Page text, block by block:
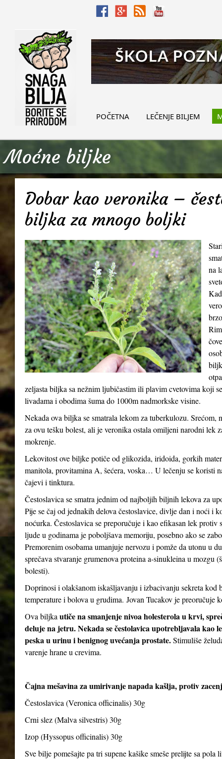
POČETNA LEČENJE BILJEM
Moćne biljke
Dobar kao veronika –
biljka za mnogo boljki
na
zeljasta biljka sa nežnim ljubičastim ili plavim cvetovima koji
livadama i obodima šuma do 1000m nadmorkske visine.
Nekada ova biljka se smatrala lekom za tuberkulozu.
za ovu tešku bolest, ali je veronika ostala omiljeni narodni lek
mokrenje.
Lekovitost ove biljke potiče od glikozida, iridoida, gorkih
manitola, provitamina A, šećera, voska… U lečenju se koristi
čajevi i tinktura.
Čestoslavica se smatra jednim od najboljih biljnih lekova za
Pije se čaj od jednakih delova čestoslavice, divlje dan i noći i
noćurka. Čestoslavica se preporučuje i kao efikasan lek
ljude u godinama je poboljšava memoriju, posebno ako se
Premorenim osobama umanjuje nervozu i pomže da utonu u
sprečava stvaranje grumenova proteina a-sinukleina u mozgu
bolesti).
Doprinosi i olakšanom iskašljavanju i izbacivanju sekreta kod
temperature i bolova u grudima. Jovan Tucakov je preoručuje
Ova biljka utiče na smanjenje nivoa holesterola u krvi,
deluje na jetru. Nekada se čestolavica upotrebljavala kao
peska u urinu i benignog uvećanja prostate.Stimuliše
varenje hrane u crevima.
Čajna mešavina za umirivanje napada kašlja, protiv
Čestoslavica (Veronica officinalis) 30g
Crni slez (Malva silvestris) 30g
Izop (Hyssopus officinalis) 30g
Sve bilje pomešajte pa tri supene kašike smeše prelijte sa